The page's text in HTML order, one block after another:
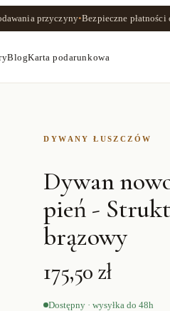
przyczyny•Bezpieczne płatności
BlogKarta podarunkowa
DYWANY ŁUSZCZÓW
Dywan
pień -
brązowy
175,50 zł
Dostępny · wysyłka do 48h